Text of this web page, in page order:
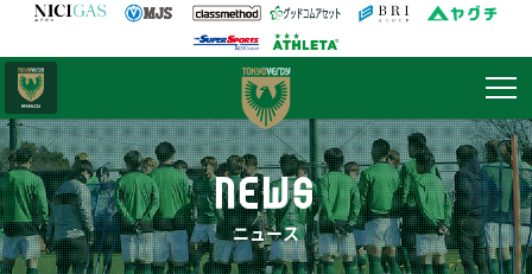
NEWS
ニュース